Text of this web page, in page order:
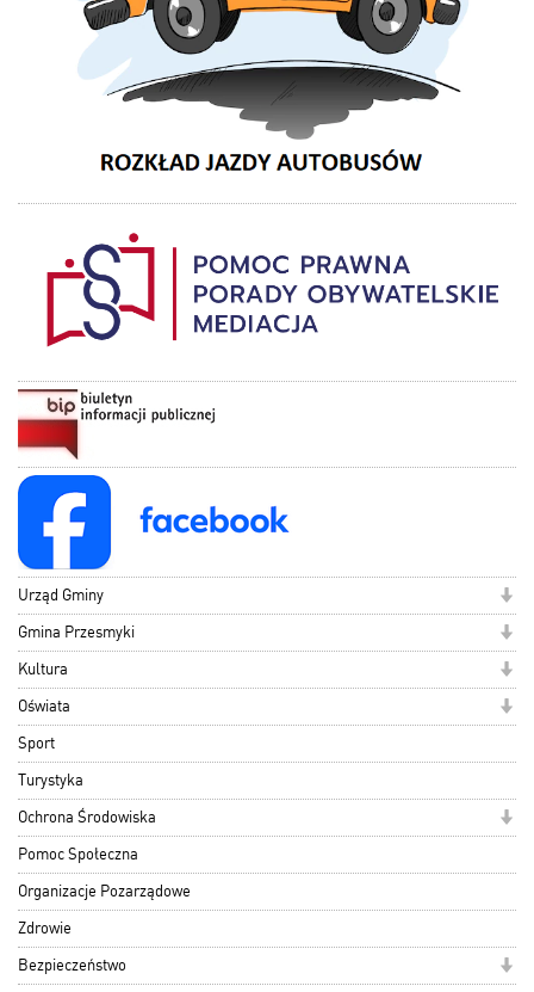
Urząd Gminy
Gmina Przesmyki
Kultura
Oświata
Sport
Turystyka
Ochrona Środowiska
Pomoc Społeczna
Organizacje Pozarządowe
Zdrowie
Bezpieczeństwo